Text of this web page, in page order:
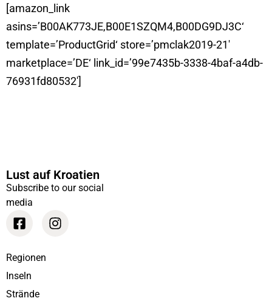
[amazon_link
asins=’B00AK773JE,B00E1SZQM4,B00DG9DJ3C‘
template=’ProductGrid‘ store=’pmclak2019-21′
marketplace=’DE‘ link_id=’99e7435b-3338-4baf-a4db-
76931fd80532′]
Lust auf Kroatien
Subscribe to our social
media
Regionen
Inseln
Strände